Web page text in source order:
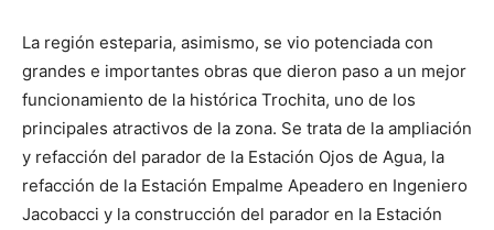
La región esteparia, asimismo, se vio potenciada con
grandes e importantes obras que dieron paso a un mejor
funcionamiento de la histórica Trochita, uno de los
principales atractivos de la zona. Se trata de la ampliación
y refacción del parador de la Estación Ojos de Agua, la
refacción de la Estación Empalme Apeadero en Ingeniero
Jacobacci y la construcción del parador en la Estación